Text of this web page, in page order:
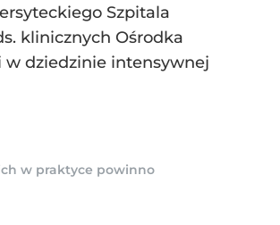
Szpitala
klinicznych Ośrodka
dziedzinie intensywnej
w praktyce powinno